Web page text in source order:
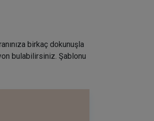
birkaç dokunuşla
bulabilirsiniz. Şablonu